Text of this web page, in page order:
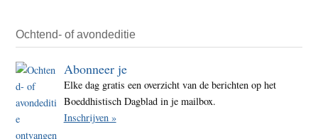
Ochtend- of avondeditie
Abonneer je
Elke dag gratis een overzicht van de berichten op het
Boeddhistisch Dagblad in je mailbox.
Inschrijven »